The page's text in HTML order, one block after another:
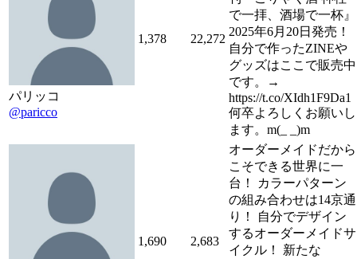
パリッコ
@paricco
1,378 22,272
で一拝、酒場で一杯』
2025年6月20日発売！
自分で作ったZINEや
グッズはここで販売中
です。→
https://t.co/XIdh1F9Da1
何卒よろしくお願いし
ます。m(_ _)m
1,690 2,683
オーダーメイドだから
こそできる世界に一
台！ カラーパターン
の組み合わせは14京通
り！ 自分でデザイン
するオーダーメイドサ
イクル！ 新たな